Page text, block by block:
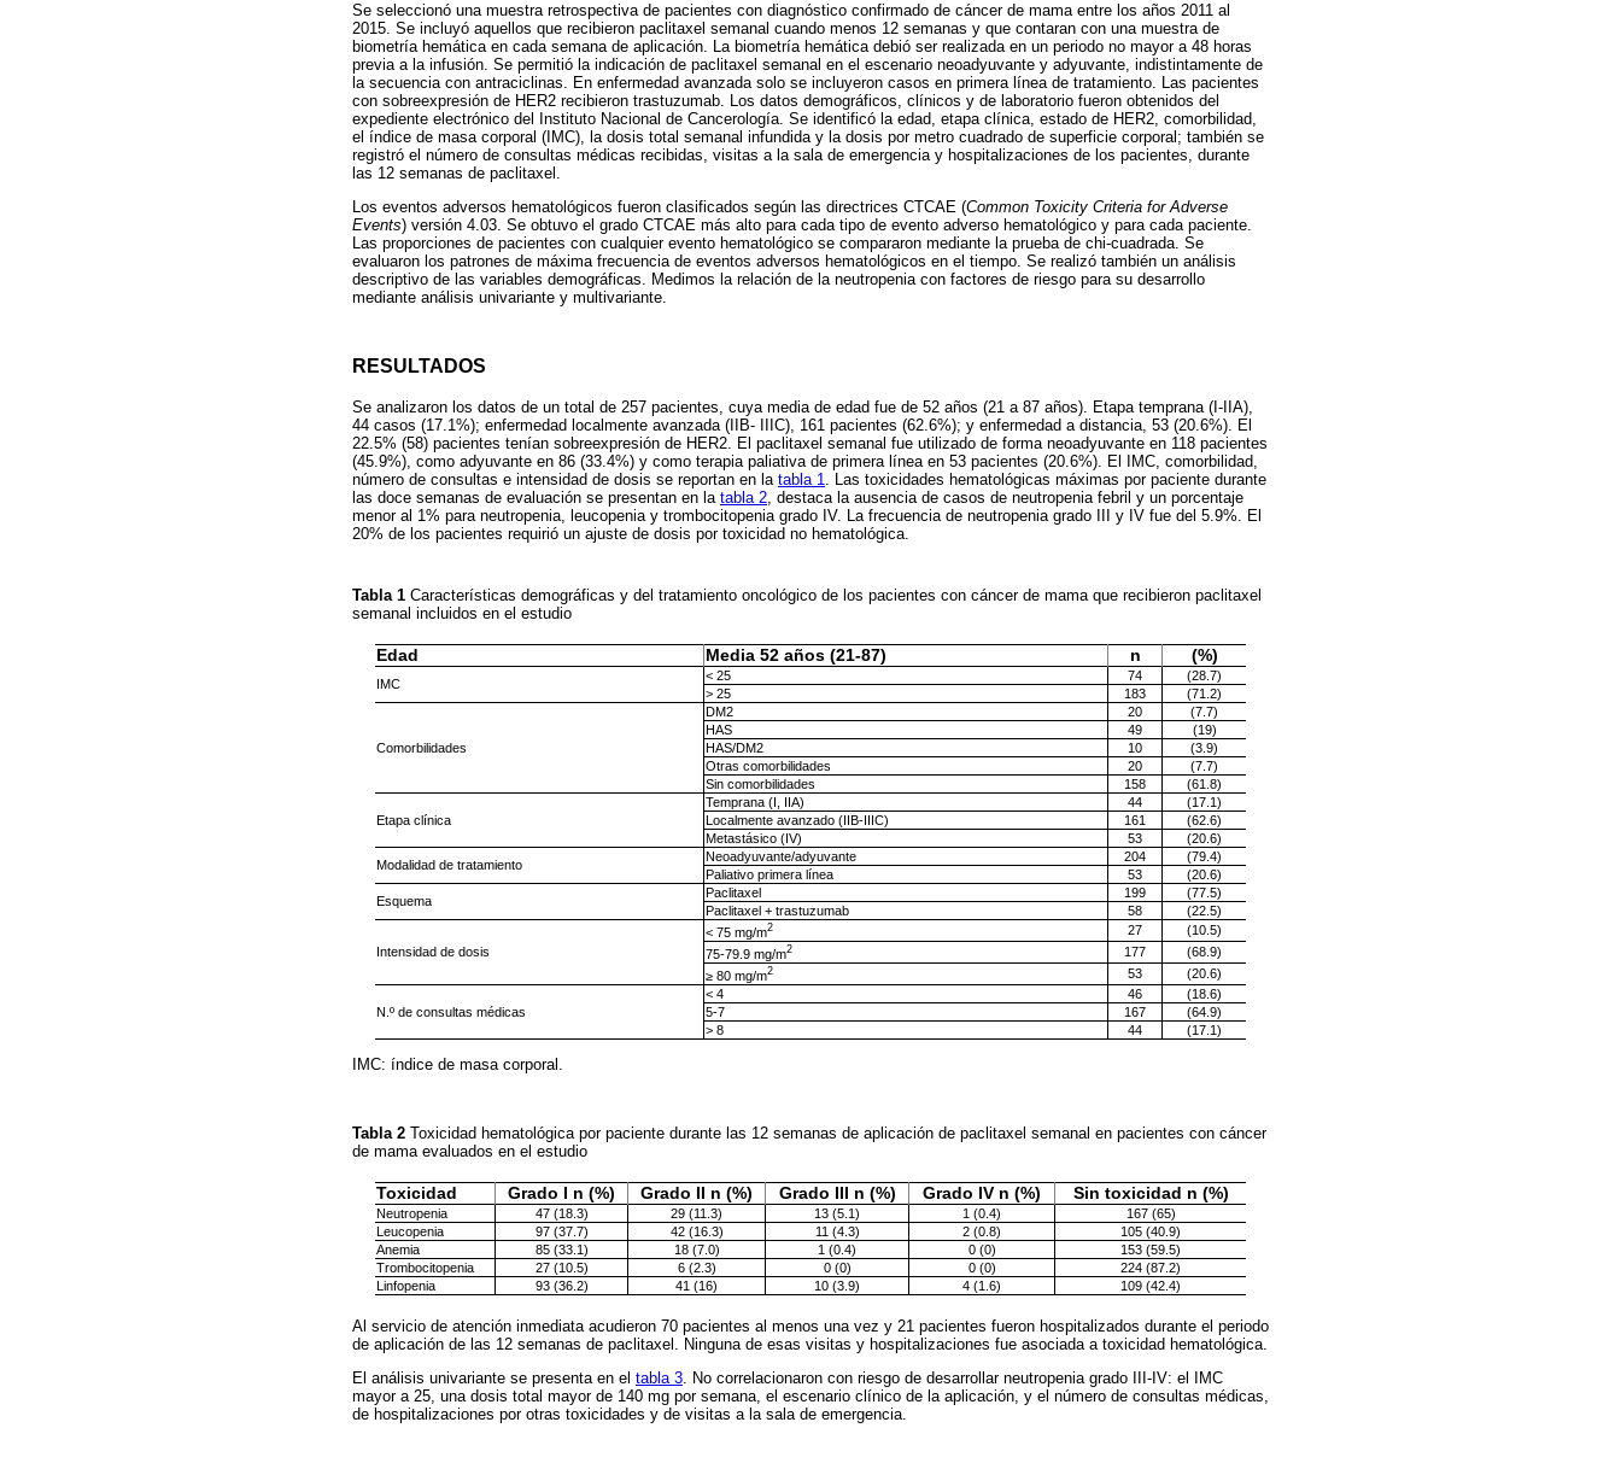
Se seleccionó una muestra retrospectiva de pacientes con diagnóstico confirmado de cáncer de mama entre los años 2011 al
2015. Se incluyó aquellos que recibieron paclitaxel semanal cuando menos 12 semanas y que contaran con una muestra de
biometría hemática en cada semana de aplicación. La biometría hemática debió ser realizada en un periodo no mayor a 48 horas
previa a la infusión. Se permitió la indicación de paclitaxel semanal en el escenario neoadyuvante y adyuvante, indistintamente de
la secuencia con antraciclinas. En enfermedad avanzada solo se incluyeron casos en primera línea de tratamiento. Las pacientes
con sobreexpresión de HER2 recibieron trastuzumab. Los datos demográficos, clínicos y de laboratorio fueron obtenidos del
expediente electrónico del Instituto Nacional de Cancerología. Se identificó la edad, etapa clínica, estado de HER2, comorbilidad,
el índice de masa corporal (IMC), la dosis total semanal infundida y la dosis por metro cuadrado de superficie corporal; también se
registró el número de consultas médicas recibidas, visitas a la sala de emergencia y hospitalizaciones de los pacientes, durante
las 12 semanas de paclitaxel.
Los eventos adversos hematológicos fueron clasificados según las directrices CTCAE (Common Toxicity Criteria for Adverse
Events) versión 4.03. Se obtuvo el grado CTCAE más alto para cada tipo de evento adverso hematológico y para cada paciente.
Las proporciones de pacientes con cualquier evento hematológico se compararon mediante la prueba de chi-cuadrada. Se
evaluaron los patrones de máxima frecuencia de eventos adversos hematológicos en el tiempo. Se realizó también un análisis
descriptivo de las variables demográficas. Medimos la relación de la neutropenia con factores de riesgo para su desarrollo
mediante análisis univariante y multivariante.
RESULTADOS
Se analizaron los datos de un total de 257 pacientes, cuya media de edad fue de 52 años (21 a 87 años). Etapa temprana (I-IIA),
44 casos (17.1%); enfermedad localmente avanzada (IIB- IIIC), 161 pacientes (62.6%); y enfermedad a distancia, 53 (20.6%). El
22.5% (58) pacientes tenían sobreexpresión de HER2. El paclitaxel semanal fue utilizado de forma neoadyuvante en 118 pacientes
(45.9%), como adyuvante en 86 (33.4%) y como terapia paliativa de primera línea en 53 pacientes (20.6%). El IMC, comorbilidad,
número de consultas e intensidad de dosis se reportan en la tabla 1
. Las toxicidades hematológicas máximas por paciente durante
las doce semanas de evaluación se presentan en la tabla 2 , destaca la ausencia de casos de neutropenia febril y un porcentaje
menor al 1% para neutropenia, leucopenia y trombocitopenia grado IV. La frecuencia de neutropenia grado III y IV fue del 5.9%. El
20% de los pacientes requirió un ajuste de dosis por toxicidad no hematológica.
Tabla 1 Características demográficas y del tratamiento oncológico de los pacientes con cáncer de mama que recibieron paclitaxel
semanal incluidos en el estudio
Edad Media 52 años (21-87) n (%)
IMC
< 25 74
(28.7)
> 25
183 (71.2)
Comorbilidades
DM2 20
(7.7)
HAS
49
(19)
HAS/DM2
10
(3.9)
Otras comorbilidades
20
(7.7)
Sin comorbilidades
158 (61.8)
Etapa clínica
Temprana (I, IIA) 44
(17.1)
Localmente avanzado (IIB-IIIC)
161
(62.6)
Metastásico (IV)
53
(20.6)
Modalidad de tratamiento
Neoadyuvante/adyuvante 204
(79.4)
Paliativo primera línea
53
(20.6)
Esquema
Paclitaxel 199
(77.5)
Paclitaxel + trastuzumab
58 (22.5)
Intensidad de dosis
< 75 mg/m2 27
(10.5)
75-79.9 mg/m2 177
(68.9)
≥ 80 mg/m2 53 (20.6)
N.º de consultas médicas
< 4 46
(18.6)
5-7
167
(64.9)
> 8
44 (17.1)
IMC: índice de masa corporal.
Tabla 2 Toxicidad hematológica por paciente durante las 12 semanas de aplicación de paclitaxel semanal en pacientes con cáncer
de mama evaluados en el estudio
Toxicidad Grado I n (%) Grado II n (%) Grado III n (%) Grado IV n (%) Sin toxicidad n (%)
Neutropenia 47 (18.3) 29 (11.3) 13 (5.1) 1 (0.4)
167 (65)
Leucopenia
97 (37.7) 42 (16.3) 11 (4.3) 2 (0.8)
105 (40.9)
Anemia
85 (33.1) 18 (7.0) 1 (0.4) 0 (0)
153 (59.5)
Trombocitopenia
27 (10.5) 6 (2.3) 0 (0) 0 (0)
224 (87.2)
Linfopenia
93 (36.2) 41 (16) 10 (3.9) 4 (1.6) 109 (42.4)
Al servicio de atención inmediata acudieron 70 pacientes al menos una vez y 21 pacientes fueron hospitalizados durante el periodo
de aplicación de las 12 semanas de paclitaxel. Ninguna de esas visitas y hospitalizaciones fue asociada a toxicidad hematológica.
El análisis univariante se presenta en el tabla 3. No correlacionaron con riesgo de desarrollar neutropenia grado III-IV: el IMC
mayor a 25, una dosis total mayor de 140 mg por semana, el escenario clínico de la aplicación, y el número de consultas médicas,
de hospitalizaciones por otras toxicidades y de visitas a la sala de emergencia.